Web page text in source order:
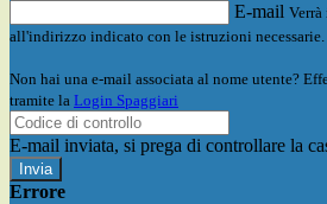
E-mail
all'indirizzo indicato con le istruzioni necessarie.
Non hai una e-mail associata al nome utente?
tramite la Login Spaggiari
E-mail inviata, si prega di controllare la
Errore